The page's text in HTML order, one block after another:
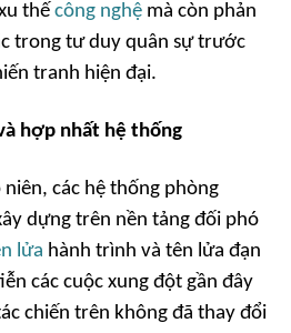
thế công nghệ mà còn phản
trong tư duy quân sự trước
tranh hiện đại.
hợp nhất hệ thống
các hệ thống phòng
dựng trên nền tảng đối phó
lửa hành trình và tên lửa đạn
các cuộc xung đột gần đây
chiến trên không đã thay đổi